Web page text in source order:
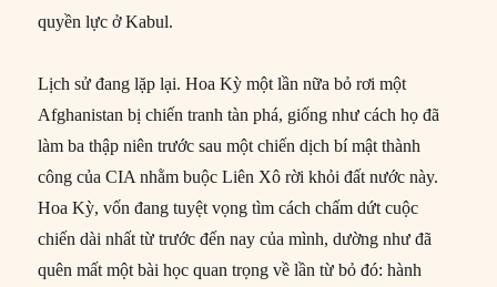
quyền lực ở Kabul.
Lịch sử đang lặp lại. Hoa Kỳ một lần nữa bỏ rơi một
Afghanistan bị chiến tranh tàn phá, giống như cách họ đã
làm ba thập niên trước sau một chiến dịch bí mật thành
công của CIA nhằm buộc Liên Xô rời khỏi đất nước này.
Hoa Kỳ, vốn đang tuyệt vọng tìm cách chấm dứt cuộc
chiến dài nhất từ ​​trước đến nay của mình, dường như đã
quên mất một bài học quan trọng về lần từ bỏ đó: hành